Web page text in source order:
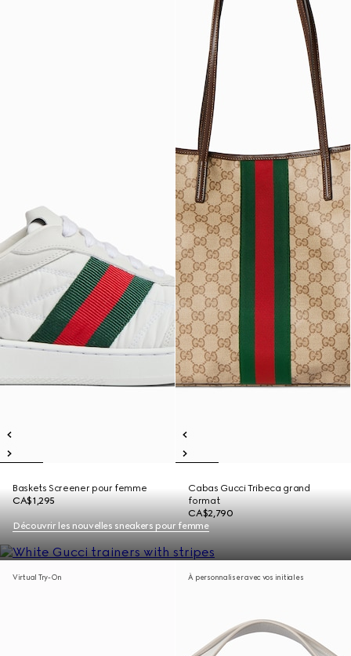
Baskets Screener pour femme
CA$1,295
Cabas Gucci Tribeca grand
format
CA$2,790
Découvrir les nouvelles sneakers pour femme
Virtual Try-On À personnaliser avec vos initiales